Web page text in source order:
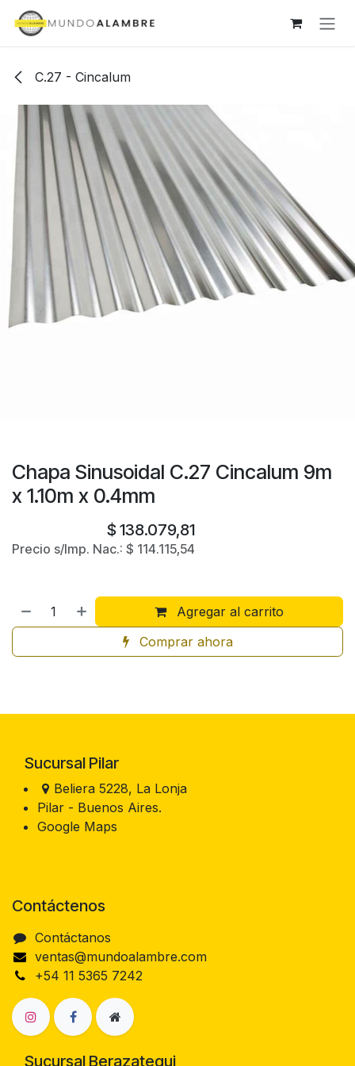
Ir al contenido
C.27 - Cincalum
Chapa Sinusoidal C.27 Cincalum 9m
x 1.10m x 0.4mm
$ 138.079,81
Precio s/Imp. Nac.: $ 114.115,54
Agregar al carrito
Comprar ahora
Sucursal Pilar
Beliera 5228, La Lonja
Pilar - Buenos Aires.
Google Maps
Contáctenos
Contáctanos
ventas@mundoalambre.com
+54 11 5365 7242
Sucursal Berazategui